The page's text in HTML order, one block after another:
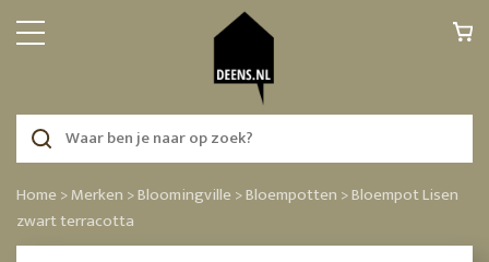
Home >Merken >Bloomingville >Bloempotten >Bloempot Lisen
zwart terracotta